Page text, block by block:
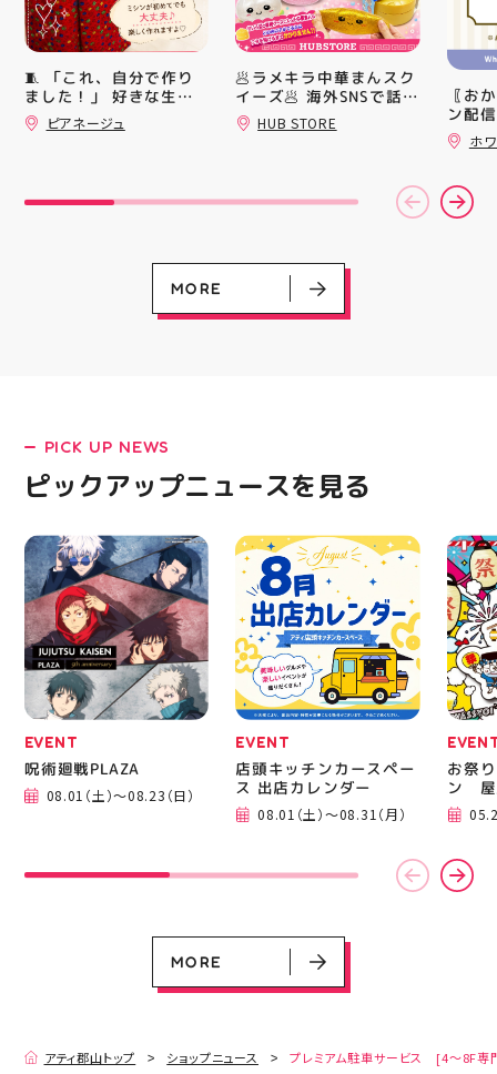
LATEST!
呪術廻戦PLAZA
店頭キッチンカースペース 出店カ
お祭りBBQビアガーデン 屋上で好
ヨドバシカメラ 平日限定1時間駐
プレミアム駐車サービス [4～8F
MORE
🧵 「これ、自分で作り
ました！」 好きな生地
を選んで、ミシンで少し
ずつ形にしていく時間
シンを使ってみたいけ
ど、作り方が分からな
い」 そんな初心者さん
バッグ・小物など、 あ
「私にもできるかな？」
という方もお気軽に 作
りたいものについてもご
ジュ 気になる方はDMま
たは店頭でお気軽にお問
い合わせください 写真
を横にスワイプして、完
成までの様子も見てね #
ピアネージュ #ミシン教
室 #ソーイング教室 #ミ
シン初心者 #ハンドメイ
ド 手作り 洋裁 ソーイン
グ 郡山市 郡山 福島県
手作りのある暮らし
ピアネージュ
🥟ラメキラ中華まんスク
イーズ🥟 海外SNSで話題
沸騰中 ラメキラ中華ま
んスクイーズが新登場！
にゅっとクセになる や
みつき触感がたまらな
子が出るかは 開けてか
らのお楽しみ #ラメキラ
中華まん #スクイーズ #
中華まんグッズ #海外ト
HUB STORE
追加
上さ
トレ
ショ
ンと
備え
ウー
をカ
方や
かけ
〖お
ン配
ッパ
￥
ーポ
ース
ホ
MORE
PICK UP NEWS
ピックアップニュースを見る
EVENT
呪術廻戦PLAZA
08.01（土）～08.23（日）
EVENT
店頭キッチンカースペー
ス 出店カレンダー
08.01（土）～08.31（月）
お祭
ン 屋
MORE
アティ郡山トップ ショップニュース プレミアム駐車サービス [4～8F専